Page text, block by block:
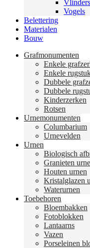
Vlinders
Vogels
Belettering
Materialen
Bouw
Grafmonumenten
Enkele
Enkele
Dubbele
Dubbele
Kinderzerken
Rotsen
Urnemonumenten
Columbarium
Urnevelden
Urnen
Biologisch
Granieten
Houten urnen
Kristalglazen
Waterurnen
Toebehoren
Bloembakken
Fotoblokken
Lantaarns
Vazen
Porseleinen